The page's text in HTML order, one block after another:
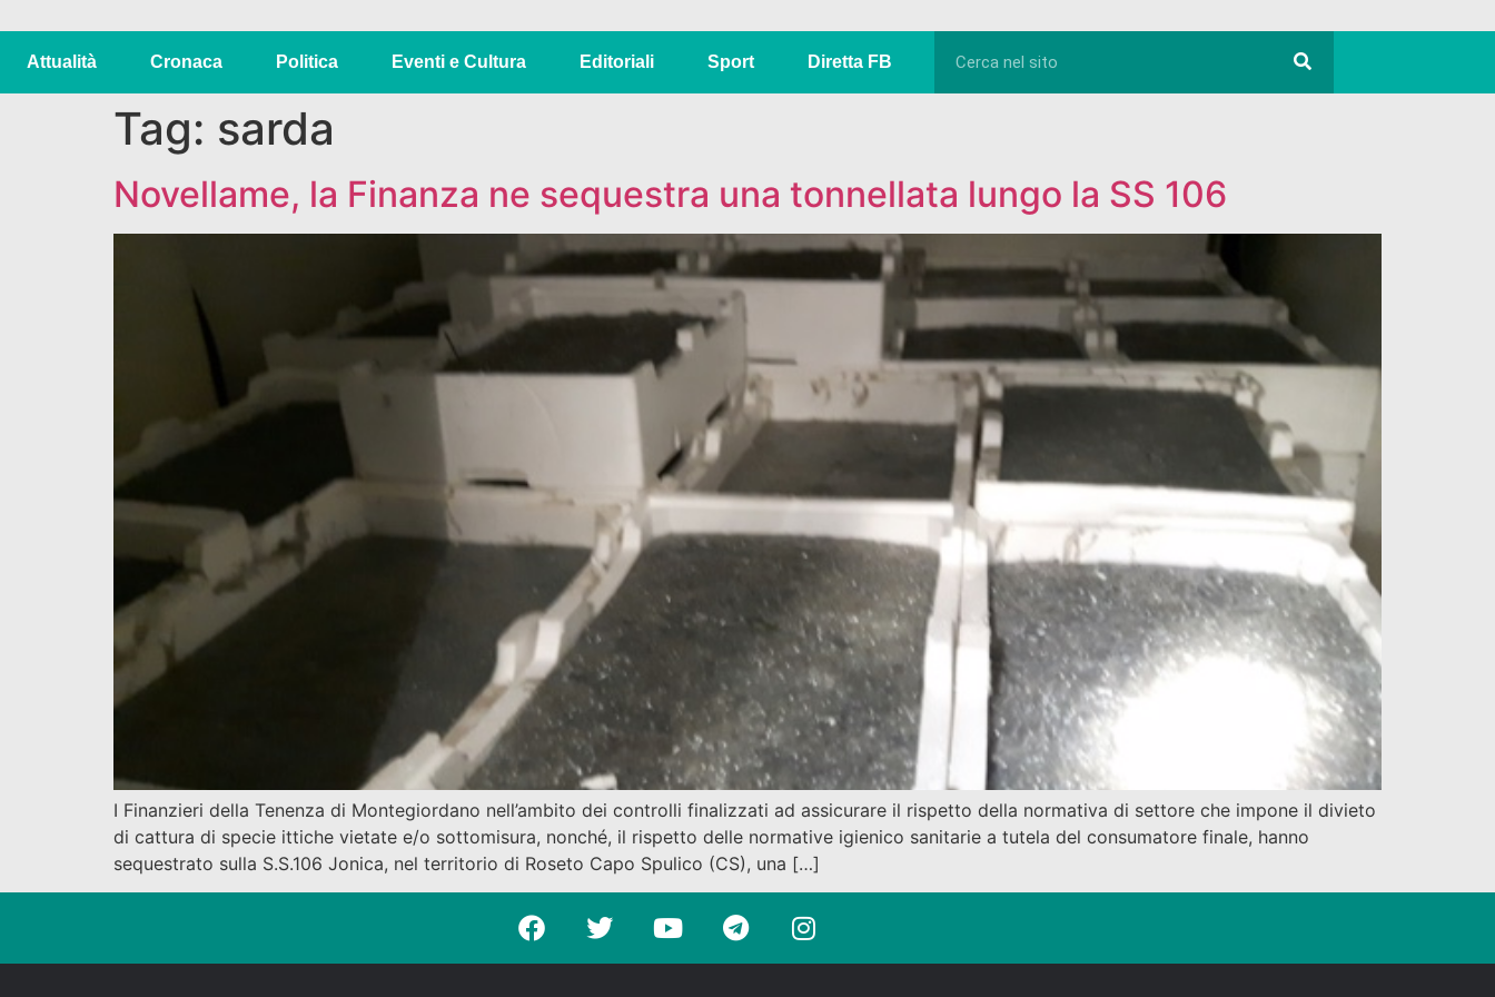
Attualità Cronaca Politica Eventi e Cultura Editoriali Sport Diretta FB
Tag: sarda
Novellame, la Finanza ne sequestra una tonnellata lungo la SS 106
I Finanzieri della Tenenza di Montegiordano nell’ambito dei controlli finalizzati ad assicurare il rispetto della normativa di settore che impone il divieto
di cattura di specie ittiche vietate e/o sottomisura, nonché, il rispetto delle normative igienico sanitarie a tutela del consumatore finale, hanno
sequestrato sulla S.S.106 Jonica, nel territorio di Roseto Capo Spulico (CS), una […]